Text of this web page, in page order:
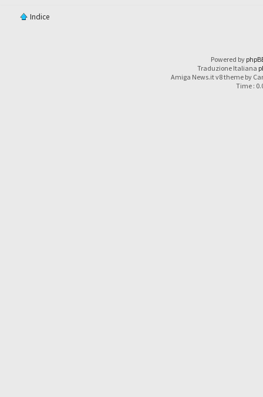
Indice
Powered by
Traduzione Italiana
Amiga News.it v8 theme by
Time :